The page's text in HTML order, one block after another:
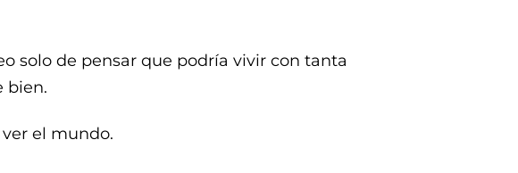
solo de pensar que podría vivir con tanta
bien.
el mundo.